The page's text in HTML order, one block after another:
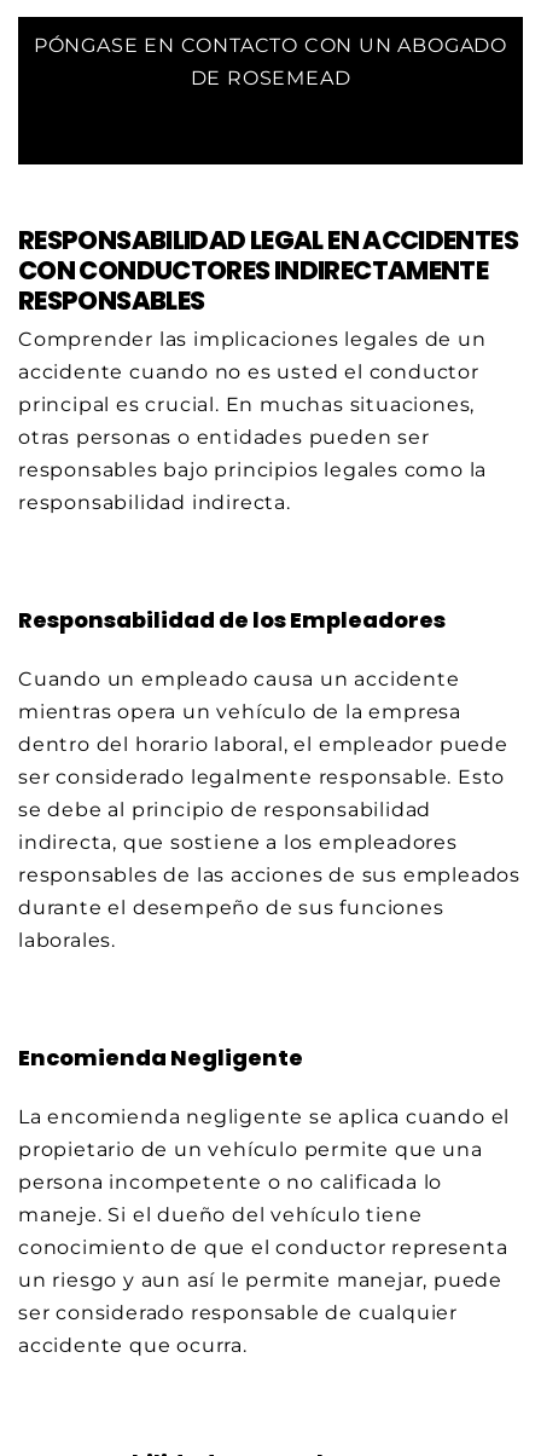
PÓNGASE EN CONTACTO CON UN ABOGADO
DE ROSEMEAD
RESPONSABILIDAD LEGAL EN ACCIDENTES
CON CONDUCTORES INDIRECTAMENTE
RESPONSABLES
Comprender las implicaciones legales de un
accidente cuando no es usted el conductor
principal es crucial. En muchas situaciones,
otras personas o entidades pueden ser
responsables bajo principios legales como la
responsabilidad indirecta.
Responsabilidad de los Empleadores
Cuando un empleado causa un accidente
mientras opera un vehículo de la empresa
dentro del horario laboral, el empleador puede
ser considerado legalmente responsable. Esto
se debe al principio de responsabilidad
indirecta, que sostiene a los empleadores
responsables de las acciones de sus empleados
durante el desempeño de sus funciones
laborales.
Encomienda Negligente
La encomienda negligente se aplica cuando el
propietario de un vehículo permite que una
persona incompetente o no calificada lo
maneje. Si el dueño del vehículo tiene
conocimiento de que el conductor representa
un riesgo y aun así le permite manejar, puede
ser considerado responsable de cualquier
accidente que ocurra.